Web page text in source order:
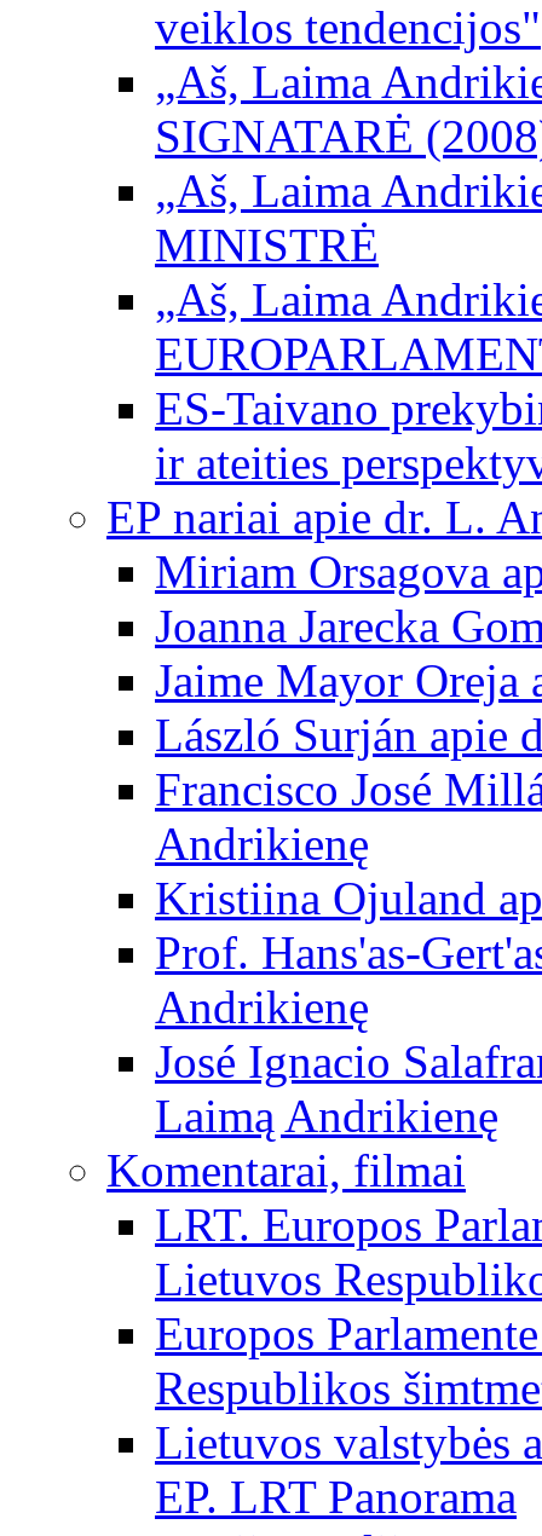
veiklos tendencijos"
„Aš, Laima
SIGNATARĖ
„Aš, Laima
MINISTRĖ
„Aš, Laima
ES-Taivano
ir ateities
EP nariai apie dr. L.
Miriam Orsagova
Joanna Jarecka
Jaime Mayor Oreja
László Surján apie
Francisco José
Andrikienę
Kristiina Ojuland
Prof. Hans'as-
Andrikienę
José Ignacio
Laimą Andrikienę
Komentarai, filmai
LRT. Europos
Lietuvos
Europos
Respublikos
Lietuvos valstybės
EP. LRT Panorama